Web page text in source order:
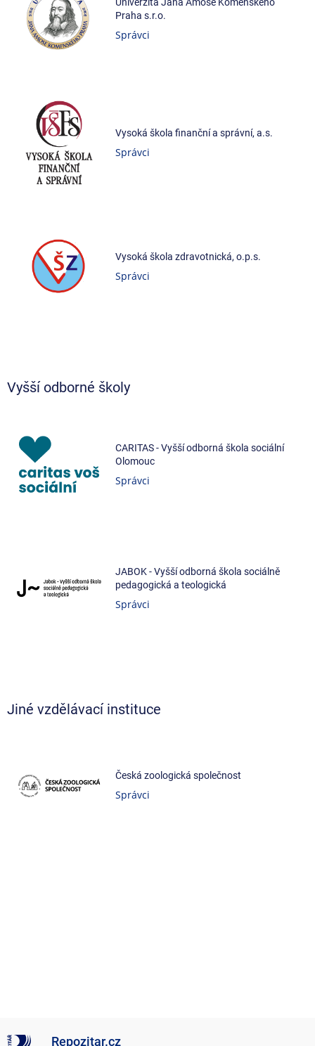
Univerzita Jana Amose Komenského
Praha s.r.o.
Správci
Vysoká škola finanční a správní, a.s.
Správci
Vysoká škola zdravotnická, o.p.s.
Správci
Vyšší odborné školy
CARITAS - Vyšší odborná škola sociální
Olomouc
Správci
JABOK - Vyšší odborná škola sociálně
pedagogická a teologická
Správci
Jiné vzdělávací instituce
Česká zoologická společnost
Správci
Repozitar.cz